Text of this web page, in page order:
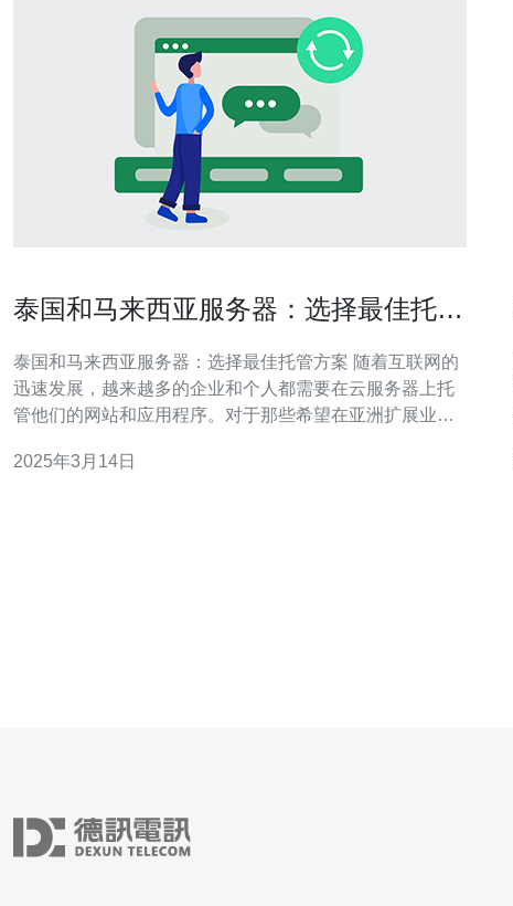
泰国和马来西亚服务器：选择最佳托管
泰国和马来西亚服务器：选择最佳托管方案 随着互联网的
迅速发展，越来越多的企业和个人都需要在云服务器上托
管他们的网站和应用程序。对于那些希望在亚洲扩展业务
本文将介绍泰国和马来西亚服务器，并提供选择最佳托管
2025年3月14日